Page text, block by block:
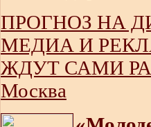
ПРОГНОЗ НА
МЕДИА И
ЖДУТ САМИ
Москва